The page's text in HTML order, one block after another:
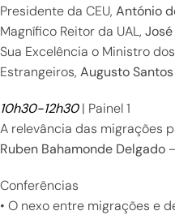
Presidente da CEU, António
Magnífico Reitor da UAL,
Sua Excelência o Ministro
Estrangeiros, Augusto
10h30-12h30| Painel 1
A relevância das migrações
Ruben Bahamonde Delgado
Conferências
• O nexo entre migrações e